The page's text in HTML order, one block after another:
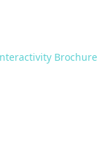
Brochure